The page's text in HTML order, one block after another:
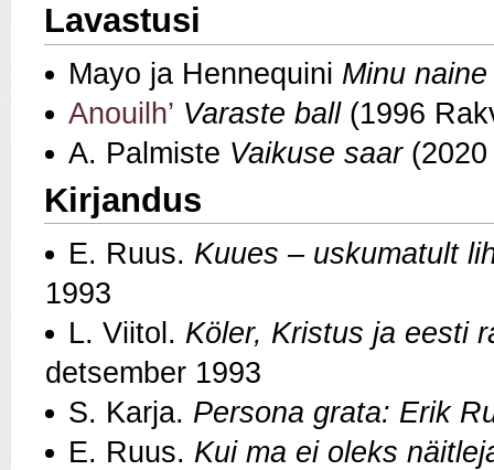
Lavastusi
Mayo ja Hennequini Minu
Anouilh’ Varaste ball(1996
A. Palmiste Vaikuse saar(2020
Kirjandus
E. Ruus. Kuues – uskumatult
1993
L. Viitol. Köler, Kristus ja eesti
detsember 1993
S. Karja. Persona grata: Erik
E. Ruus. Kui ma ei oleks